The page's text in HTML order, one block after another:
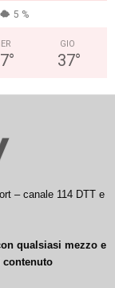
5 %
°
GIO
37°
– canale 114 DTT e
qualsiasi mezzo e
contenuto